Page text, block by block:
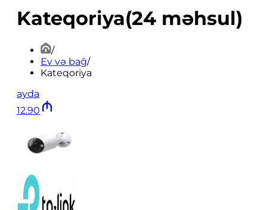
Kateqoriya(24 məhsul)
/
Ev və bağ/
Kateqoriya
ayda
12.90